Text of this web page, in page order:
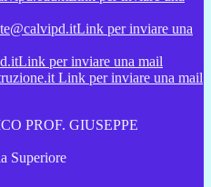
Link per inviare una
Link per inviare una mail
Link per inviare una mail
PROF. GIUSEPPE
Superiore